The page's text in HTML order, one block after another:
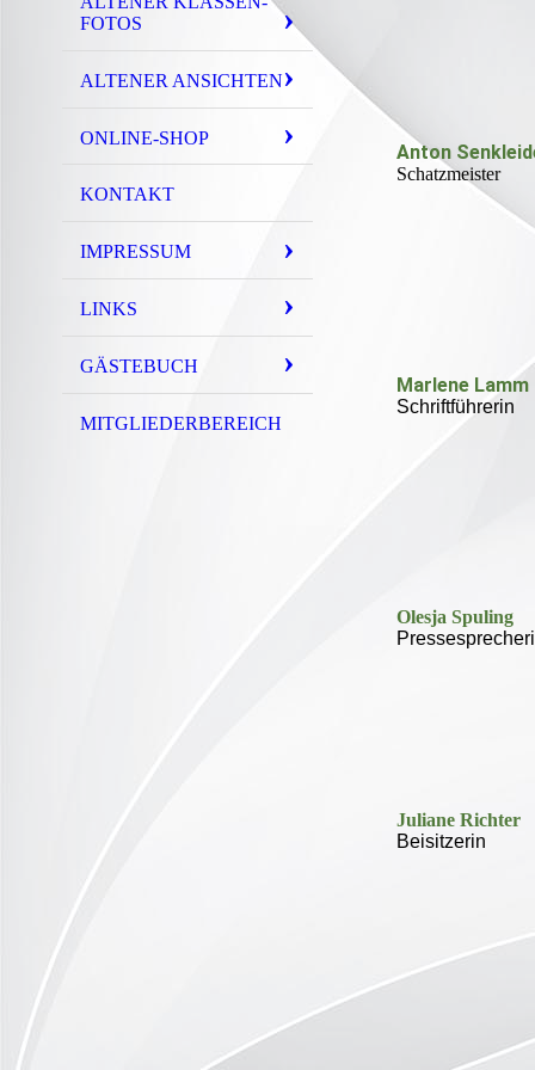
FOTOS
ALTENER ANSICHTEN
ONLINE-SHOP
KONTAKT
IMPRESSUM
LINKS
GÄSTEBUCH
MITGLIEDERBEREICH
Anton
Schatzmeister
Marlene Lamm
Schriftführerin
Olesja Spuling
Juliane Richter
Beisitzerin